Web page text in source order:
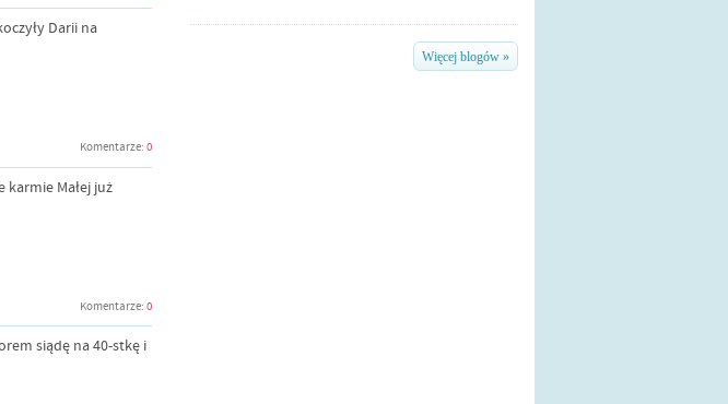
Darii na
Komentarze: 0
karmie Małej już
Komentarze: 0
siądę na 40-stkę i
Więcej blogów »